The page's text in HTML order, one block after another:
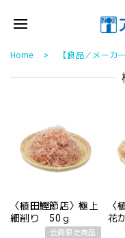
Home 【食品／メーカー
〈植田鰹節店〉極上
細削り 50ｇ
会員限定商品
〈
花